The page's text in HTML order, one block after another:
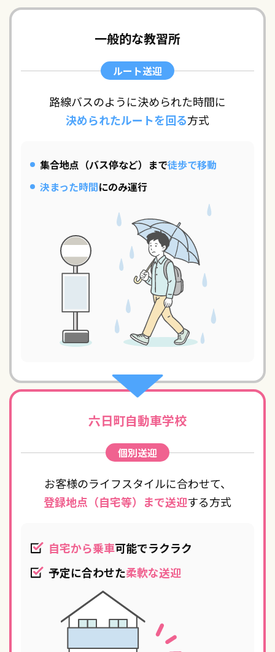
一般的な教習所
ルート送迎
路線バスのように決められた時間に
決められたルートを回る方式
集合地点（バス停など）まで徒歩で移動
決まった時間にのみ運行
六日町自動車学校
個別送迎
お客様のライフスタイルに合わせて、
登録地点（自宅等）まで送迎する方式
自宅から乗車可能でラクラク
予定に合わせた柔軟な送迎